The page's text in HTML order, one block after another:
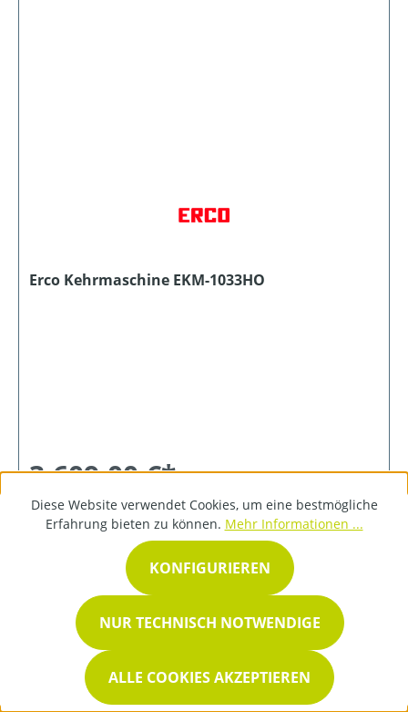
Erco Kehrmaschine EKM-1033HO
3.609,00 €*
DETAILS
Diese Website verwendet Cookies, um eine bestmögliche
Erfahrung bieten zu können. Mehr Informationen ...
NUR TECHNISCH NOTWENDIGE
KONFIGURIEREN
ALLE COOKIES AKZEPTIEREN